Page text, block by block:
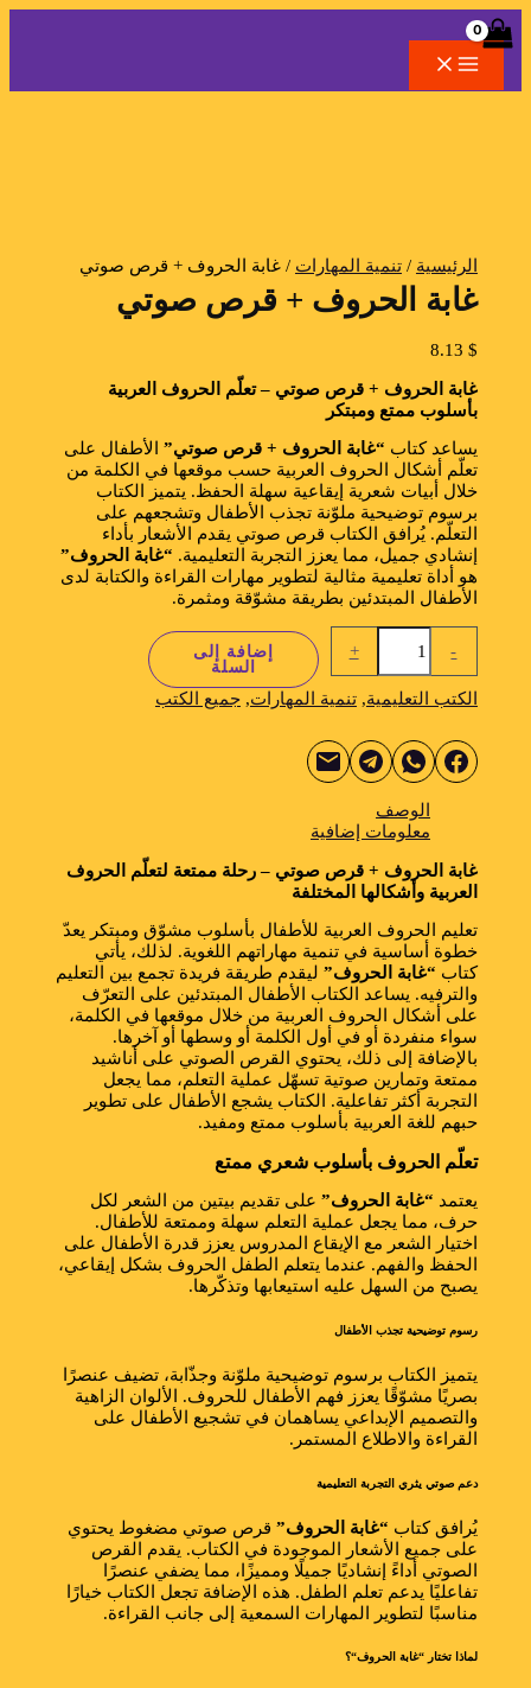
تخطي
إلى
المحتوى
البحث
الرئيسية /تنمية المهارات / غابة الحروف + قرص صوتي
غابة الحروف + قرص صوتي
$
غابة الحروف + قرص صوتي – تعلّم الحروف العربية
بأسلوب ممتع ومبتكر
يساعد كتاب “غابة الحروف + قرص صوتي” الأطفال على
تعلّم أشكال الحروف العربية حسب موقعها في الكلمة من
خلال أبيات شعرية إيقاعية سهلة الحفظ. يتميز الكتاب
برسوم توضيحية ملوّنة تجذب الأطفال وتشجعهم على
التعلّم. يُرافق الكتاب قرص صوتي يقدم الأشعار بأداء
إنشادي جميل، مما يعزز التجربة التعليمية. “غابة الحروف”
هو أداة تعليمية مثالية لتطوير مهارات القراءة والكتابة لدى
الأطفال المبتدئين بطريقة مشوّقة ومثمرة.
-
كمية
غابة
+
قرص
+
إضافة إلى
السلة
الكتب التعليمية,تنمية المهارات,جميع الكتب
الوصف
معلومات إضافية
غابة الحروف + قرص صوتي – رحلة ممتعة لتعلّم الحروف
العربية وأشكالها المختلفة
تعليم الحروف العربية للأطفال بأسلوب مشوّق ومبتكر يعدّ
خطوة أساسية في تنمية مهاراتهم اللغوية. لذلك، يأتي
كتاب “غابة الحروف” ليقدم طريقة فريدة تجمع بين التعليم
والترفيه. يساعد الكتاب الأطفال المبتدئين على التعرّف
على أشكال الحروف العربية من خلال موقعها في الكلمة،
سواء منفردة أو في أول الكلمة أو وسطها أو آخرها.
بالإضافة إلى ذلك، يحتوي القرص الصوتي على أناشيد
ممتعة وتمارين صوتية تسهّل عملية التعلم، مما يجعل
التجربة أكثر تفاعلية. الكتاب يشجع الأطفال على تطوير
حبهم للغة العربية بأسلوب ممتع ومفيد.
تعلّم الحروف بأسلوب شعري ممتع
يعتمد “غابة الحروف” على تقديم بيتين من الشعر لكل
حرف، مما يجعل عملية التعلم سهلة وممتعة للأطفال.
اختيار الشعر مع الإيقاع المدروس يعزز قدرة الأطفال على
الحفظ والفهم. عندما يتعلم الطفل الحروف بشكل إيقاعي،
يصبح من السهل عليه استيعابها وتذكّرها.
رسوم توضيحية تجذب الأطفال
يتميز الكتاب برسوم توضيحية ملوّنة وجذّابة، تضيف عنصرًا
بصريًا مشوّقًا يعزز فهم الأطفال للحروف. الألوان الزاهية
والتصميم الإبداعي يساهمان في تشجيع الأطفال على
القراءة والاطلاع المستمر.
دعم صوتي يثري التجربة التعليمية
يُرافق كتاب “غابة الحروف” قرص صوتي مضغوط يحتوي
على جميع الأشعار الموجودة في الكتاب. يقدم القرص
الصوتي أداءً إنشاديًا جميلًا ومميزًا، مما يضفي عنصرًا
تفاعليًا يدعم تعلم الطفل. هذه الإضافة تجعل الكتاب خيارًا
مناسبًا لتطوير المهارات السمعية إلى جانب القراءة.
لماذا تختار “غابة الحروف“؟